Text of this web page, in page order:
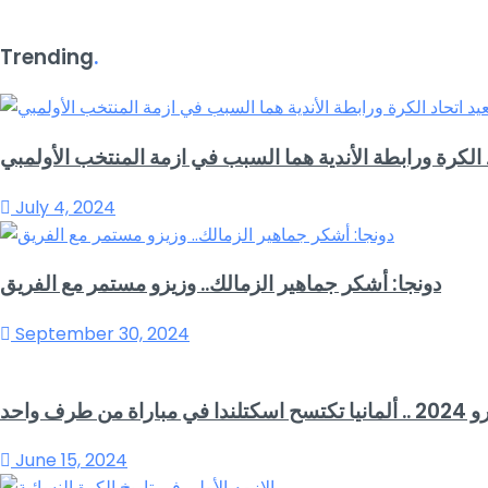
Trending.
ورابطة الأندية هما السبب في ازمة المنتخب الأولمبي
July 4, 2024
دونجا: أشكر جماهير الزمالك.. وزيزو مستمر مع الفريق
September 30, 2024
من طرف واحد
June 15, 2024